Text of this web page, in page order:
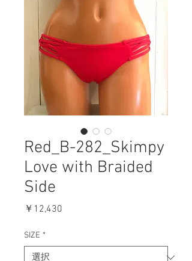
Red_B-282_Skimpy
Love with Braided
Side
￥12,430
SIZE *